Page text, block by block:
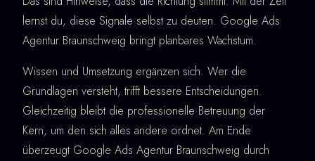
lernst du, diese Signale selbst zu deuten. Google Ads
Agentur Braunschweig bringt planbares Wachstum.
Wissen und Umsetzung ergänzen sich. Wer die
Grundlagen versteht, trifft bessere Entscheidungen.
Gleichzeitig bleibt die professionelle Betreuung der
Kern, um den sich alles andere ordnet. Am Ende
überzeugt Google Ads Agentur Braunschweig durch